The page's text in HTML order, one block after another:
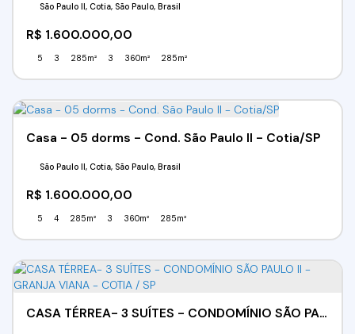
R$ 1.600.000,00
São Paulo II, Cotia, São Paulo, Brasil
5 3 285m² 3 360m² 285m²
Casa - 05 dorms - Cond. São Paulo II - Cotia/SP
R$ 1.600.000,00
São Paulo II, Cotia, São Paulo, Brasil
5 4 285m² 3 360m² 285m²
CASA TÉRREA- 3 SUÍTES - CONDOMÍNIO SÃO PAULO II - GRANJA VIANA - COTIA / SP